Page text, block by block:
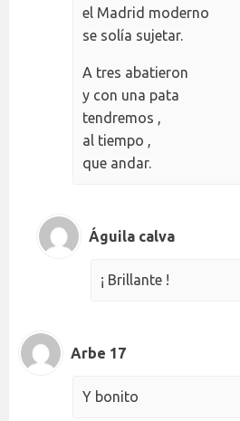
el Madrid moderno
se solía sujetar.
A tres abatieron
y con una pata
tendremos ,
al tiempo ,
que andar.
Águila calva
¡ Brillante !
Arbe 17
Y bonito